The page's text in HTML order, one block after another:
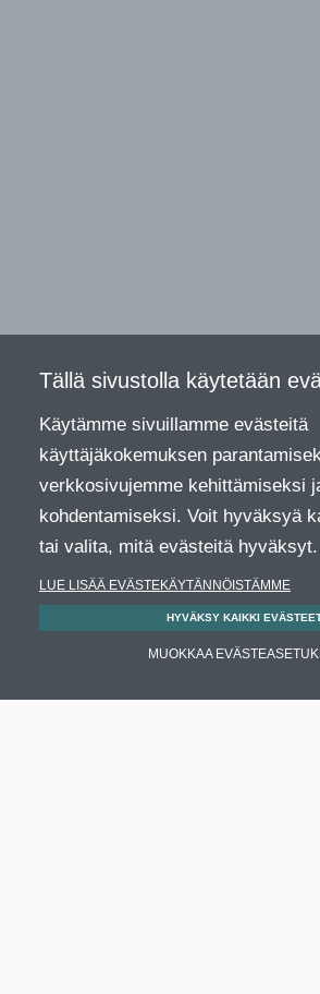
Tällä sivustolla käytetään
Käytämme sivuillamme evästeitä
käyttäjäkokemuksen
verkkosivujemme kehittämiseksi
kohdentamiseksi. Voit hyväksyä
tai valita, mitä evästeitä hyväksyt.
LUE LISÄÄ EVÄSTEKÄYTÄNNÖISTÄMME
HYVÄKSY KAIKKI
MUOKKAA